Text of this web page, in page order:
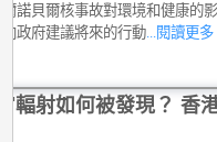
諾貝爾核事故對環境和健康的
政府建議將來的行動 ...閱讀更多
輻射如何被發現？ 香